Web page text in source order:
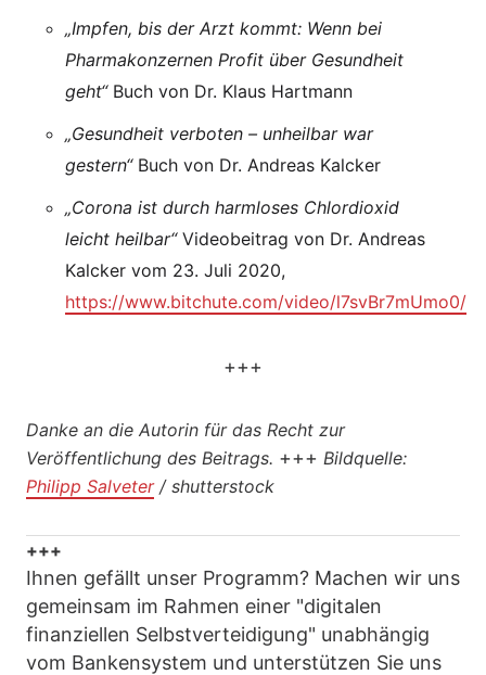
„Impfen, bis der Arzt kommt: Wenn bei
Pharmakonzernen Profit über Gesundheit
geht“Buch von Dr. Klaus Hartmann
„Gesundheit verboten – unheilbar war
gestern“Buch von Dr. Andreas Kalcker
„Corona ist durch harmloses Chlordioxid
leicht heilbar“Videobeitrag von Dr. Andreas
Kalcker vom 23. Juli 2020,
https://www.bitchute.com/video/l7svBr7mUmo0/
+++
Danke an die Autorin für das Recht zur
Veröffentlichung des Beitrags. +++ Bildquelle:
Philipp Salveter/ shutterstock
+++
Ihnen gefällt unser Programm? Machen wir uns
gemeinsam im Rahmen einer "digitalen
finanziellen Selbstverteidigung" unabhängig
vom Bankensystem und unterstützen Sie uns